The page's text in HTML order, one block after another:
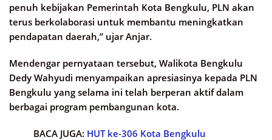
penuh kebijakan Pemerintah Kota Bengkulu, PLN akan
terus berkolaborasi untuk membantu meningkatkan
pendapatan daerah,” ujar Anjar.
Mendengar pernyataan tersebut, Walikota Bengkulu
Dedy Wahyudi menyampaikan apresiasinya kepada PLN
Bengkulu yang selama ini telah berperan aktif dalam
berbagai program pembangunan kota.
BACA JUGA: HUT ke-306 Kota Bengkulu